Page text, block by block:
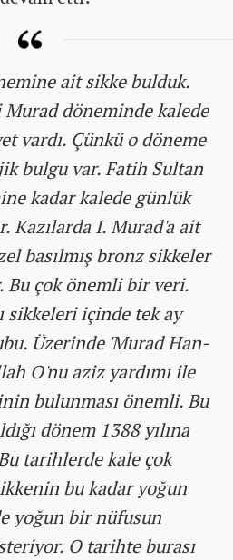
ait sikke bulduk.
döneminde kalede
vardı. Çünkü o döneme
bulgu var. Fatih Sultan
kadar kalede günlük
Kazılarda I. Murad'a ait
basılmış bronz sikkeler
Bu çok önemli bir veri.
sikkeleri içinde tek ay
Üzerinde 'Murad Han-
O'nu aziz yardımı ile
bulunması önemli. Bu
dönem 1388 yılına
tarihlerde kale çok
bu kadar yoğun
yoğun bir nüfusun
O tarihte burası